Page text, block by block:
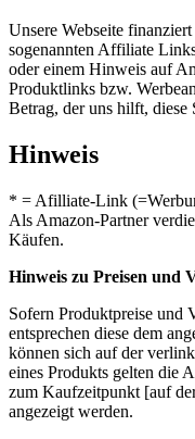
Unsere Webseite
sogenannten Affiliate
oder einem Hinweis auf
Produktlinks bzw.
Betrag, der uns hilft, diese
Hinweis
* = Afilliate-Link
Als Amazon-Partner
Käufen.
Hinweis zu Preisen und
Sofern Produktpreise und
entsprechen diese dem
können sich auf der
eines Produkts gelten die
zum Kaufzeitpunkt [auf
angezeigt werden.